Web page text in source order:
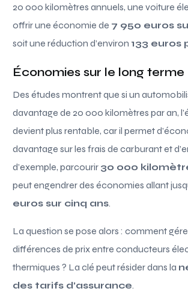
20 000 kilomètres annuels, une voiture
offrir une économie de 7 950 euros
soit une réduction d’environ 133 euros
Économies sur le long terme
Des études montrent que si un
davantage de 20 000 kilomètres par an,
devient plus rentable, car il permet
davantage sur les frais de carburant et
d’exemple, parcourir 30 000
peut engendrer des économies allant
euros sur cinq ans.
La question se pose alors : comment
différences de prix entre conducteurs
thermiques ? La clé peut résider dans la
des tarifs d’assurance.